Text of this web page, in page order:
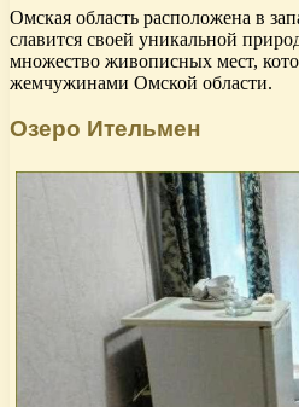
Омская область расположена в
славится своей уникальной
множество живописных мест,
жемчужинами Омской области.
Озеро Ительмен